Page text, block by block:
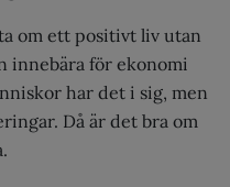
om ett positivt liv utan
innebära för ekonomi
har det i sig, men
Då är det bra om